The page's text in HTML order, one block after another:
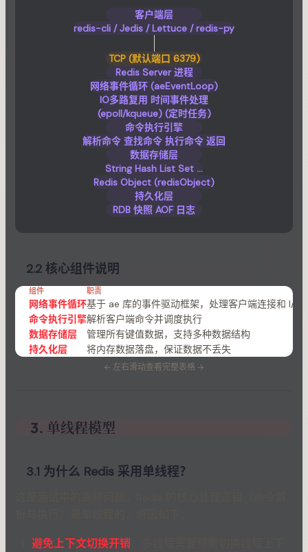
客户端层
redis-cli / Jedis / Lettuce / redis-py
TCP (默认端口 6379)
Redis Server 进程
网络事件循环 (aeEventLoop)
IO多路复用 时间事件处理
(epoll/kqueue) (定时任务)
命令执行引擎
解析命令 查找命令 执行命令 返回
数据存储层
String Hash List Set ...
Redis Object (redisObject)
持久化层
RDB 快照 AOF 日志
2.2 核心组件说明
组件 职责
网络事件循环基于 ae 库的事件驱动框架，处理客户端连接和 I/O
命令执行引擎解析客户端命令并调度执行
数据存储层
管理所有键值数据，支持多种数据结构
持久化层
将内存数据落盘，保证数据不丢失
← 左右滑动查看完整表格 →
3. 单线程模型
3.1 为什么 Redis 采用单线程？
避免上下文切换开销：多线程需要频繁切换线程上下